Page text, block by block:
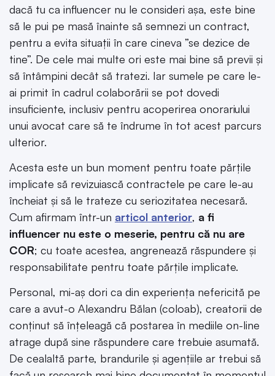
dacă tu ca influencer nu le consideri așa, este bine
să le pui pe masă înainte să semnezi un contract,
pentru a evita situații în care cineva ”se dezice de
tine”. De cele mai multe ori este mai bine să previi și
să întâmpini decât să tratezi. Iar sumele pe care le-
ai primit în cadrul colaborării se pot dovedi
insuficiente, inclusiv pentru acoperirea onorariului
unui avocat care să te îndrume în tot acest parcurs
ulterior.
Acesta este un bun moment pentru toate părțile
implicate să revizuiască contractele pe care le-au
încheiat și să le trateze cu seriozitatea necesară.
Cum afirmam într-un articol anterior, a fi
influencer nu este o meserie, pentru că nu are
COR; cu toate acestea, angrenează răspundere și
responsabilitate pentru toate părțile implicate.
Personal, mi-aș dori ca din experiența nefericită pe
care a avut-o Alexandru Bălan (coloab), creatorii de
conținut să înțeleagă că postarea în mediile on-line
atrage după sine răspundere care trebuie asumată.
De cealaltă parte, brandurile și agențiile ar trebui să